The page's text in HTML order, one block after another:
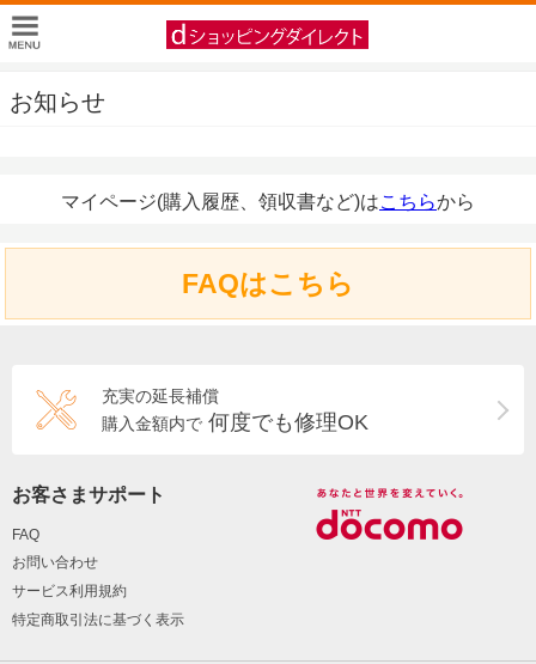
お知らせ
マイページ(購入履歴、領収書など)はこちらから
FAQはこちら
充実の延長補償
購入金額内で 何度でも修理OK
お客さまサポート
FAQ
お問い合わせ
サービス利用規約
特定商取引法に基づく表示